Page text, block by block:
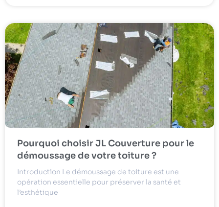
Pourquoi choisir JL Couverture pour le
démoussage de votre toiture ?
Introduction Le démoussage de toiture est une
opération essentielle pour préserver la santé et
l’esthétique